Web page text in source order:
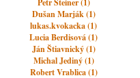
Petr Steiner (1)
Dušan Marják (1)
lukas.kvokacka (1)
Lucia Berdisová (1)
Ján Štiavnický (1)
Michal Jediný (1)
Robert Vrablica (1)